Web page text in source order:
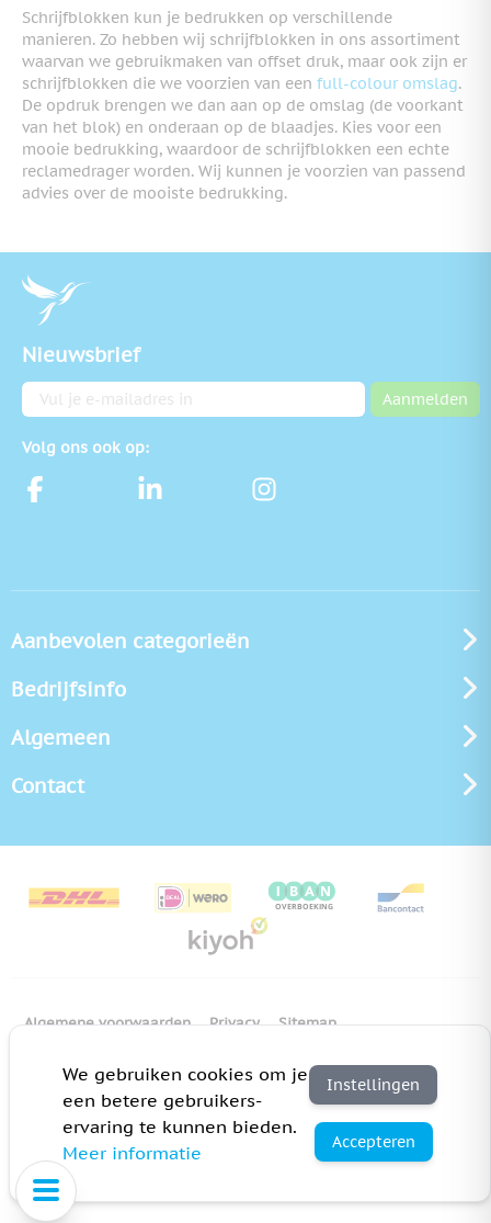
Schrijfblokken kun je bedrukken op verschillende
manieren. Zo hebben wij schrijfblokken in ons assortiment
waarvan we gebruikmaken van offset druk, maar ook zijn er
schrijfblokken die we voorzien van een full-colour omslag.
De opdruk brengen we dan aan op de omslag (de voorkant
van het blok) en onderaan op de blaadjes. Kies voor een
mooie bedrukking, waardoor de schrijfblokken een echte
reclamedrager worden. Wij kunnen je voorzien van passend
advies over de mooiste bedrukking.
Nieuwsbrief
E-mailadres Aanmelden
Volg ons ook op:
Aanbevolen categorieën
Bedrijfsinfo
Algemeen
Contact
Algemene voorwaarden Privacy Sitemap
Copyright Bedrukken.nl Pas cookie instellingen aan
We gebruiken cookies om je
een betere gebruikers-
ervaring te kunnen bieden.
Meer informatie
Instellingen
Accepteren